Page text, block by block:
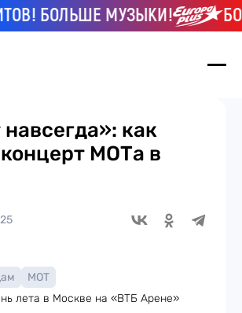
БОЛЬШЕ МУЗЫКИ!
как
МОТа в
МОТ
лета в Москве на «ВТБ Арене»